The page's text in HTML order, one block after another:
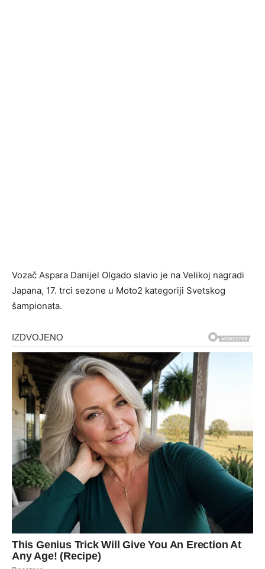
Vozač Aspara Danijel Olgado slavio je na Velikoj nagradi
Japana, 17. trci sezone u Moto2 kategoriji Svetskog
šampionata.